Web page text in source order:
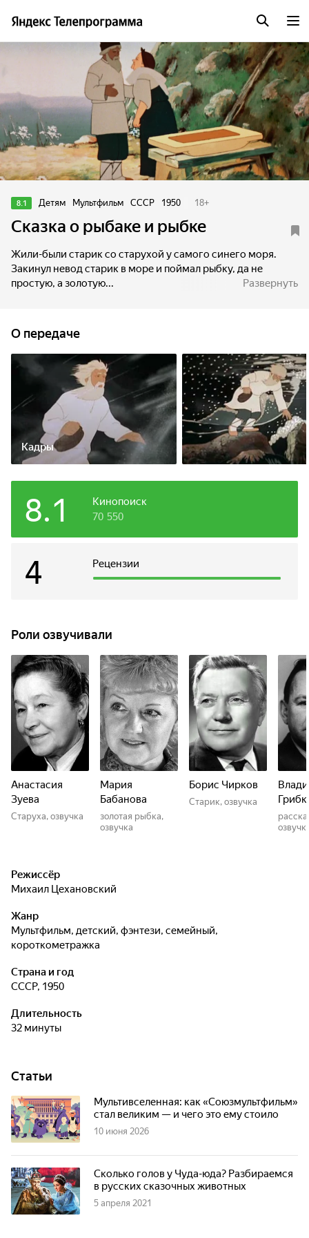
8.1 Детям Мультфильм СССР 1950 18+
Сказка о рыбаке и рыбке
Жили-были старик со старухой у самого синего моря.
Закинул невод старик в море и поймал рыбку, да не
простую, а золотую...
Развернуть
О передаче
Кадры
Кинопоиск
8.1 70 550
Рецензии
4
Роли озвучивали
Анастасия
Зуева
Старуха, озвучка
Мария
Бабанова
золотая рыбка,
озвучка
Борис Чирков
Старик, озвучка
Режиссёр
Михаил Цехановский
Жанр
мультфильм, детский, фэнтези, семейный,
короткометражка
Страна и год
СССР, 1950
Длительность
32 минуты
Статьи
Мультивселенная: как «Союзмультфильм»
стал великим — и чего это ему стоило
10 июня 2026
Сколько голов у Чуда-юда? Разбираемся
в русских сказочных животных
5 апреля 2021